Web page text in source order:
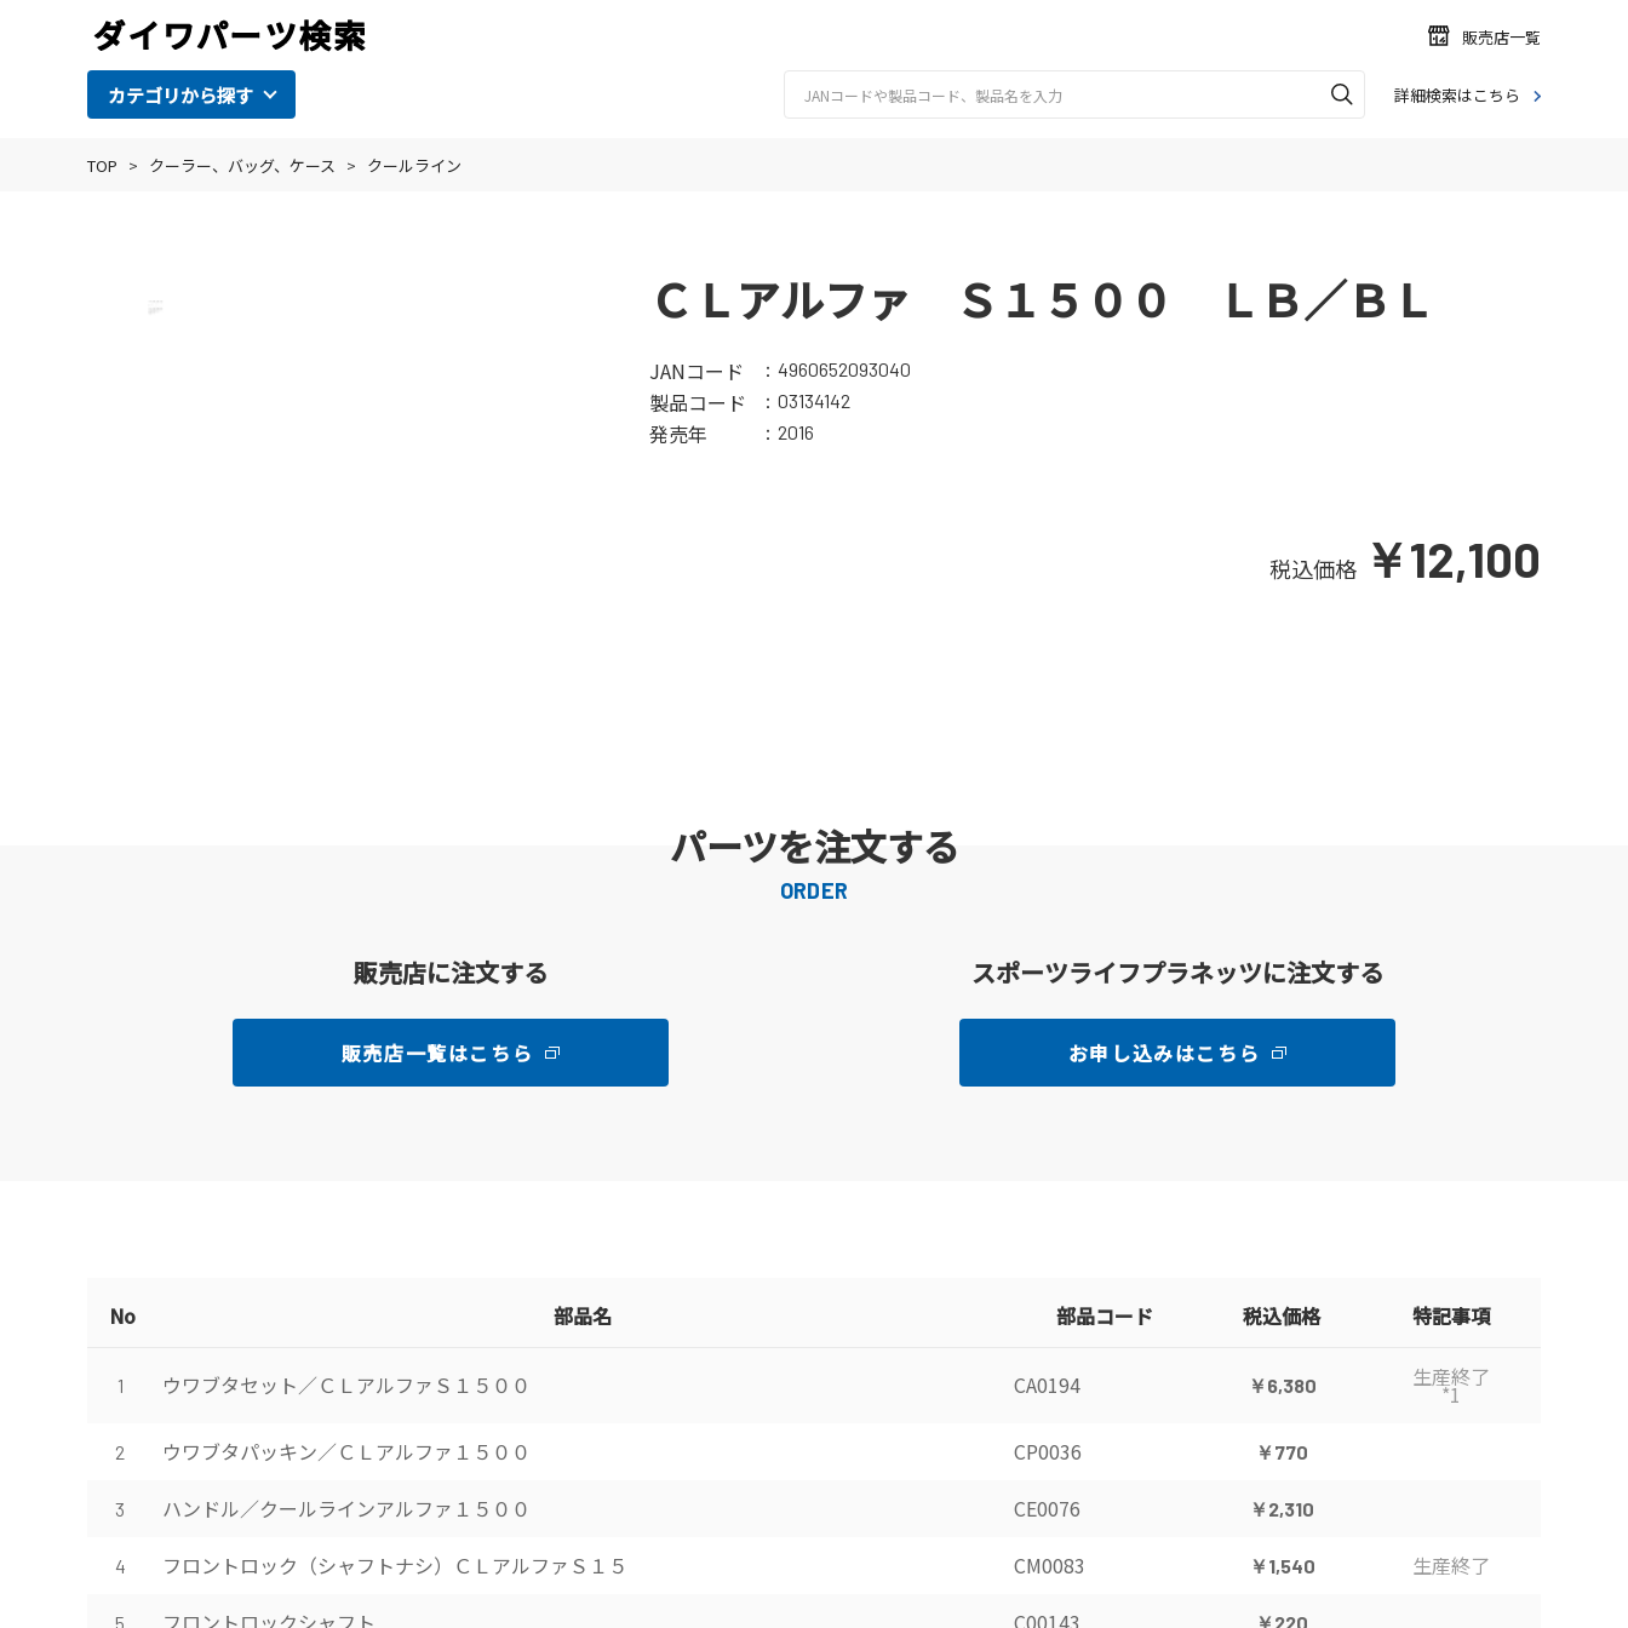
販売店一覧
カテゴリから探す 詳細検索はこちら
TOP > クーラー、バッグ、ケース > クールライン
ＣＬアルファ Ｓ１５００ ＬＢ／ＢＬ
JANコード 4960652093040
製品コード 03134142
発売年 2016
税込価格 ￥12,100
パーツを注文する
ORDER
販売店に注文する
販売店一覧はこちら
スポーツライフプラネッツに注文する
お申し込みはこちら
No 部品名 部品コード 税込価格 特記事項
1 ウワブタセット／ＣＬアルファＳ１５００ CA0194 ￥6,380 生産終了
*1
2 ウワブタパッキン／ＣＬアルファ１５００ CP0036 ￥770
3 ハンドル／クールラインアルファ１５００ CE0076 ￥2,310
4 フロントロック（シャフトナシ）ＣＬアルファＳ１５ CM0083 ￥1,540 生産終了
5 フロントロックシャフト C00143 ￥220